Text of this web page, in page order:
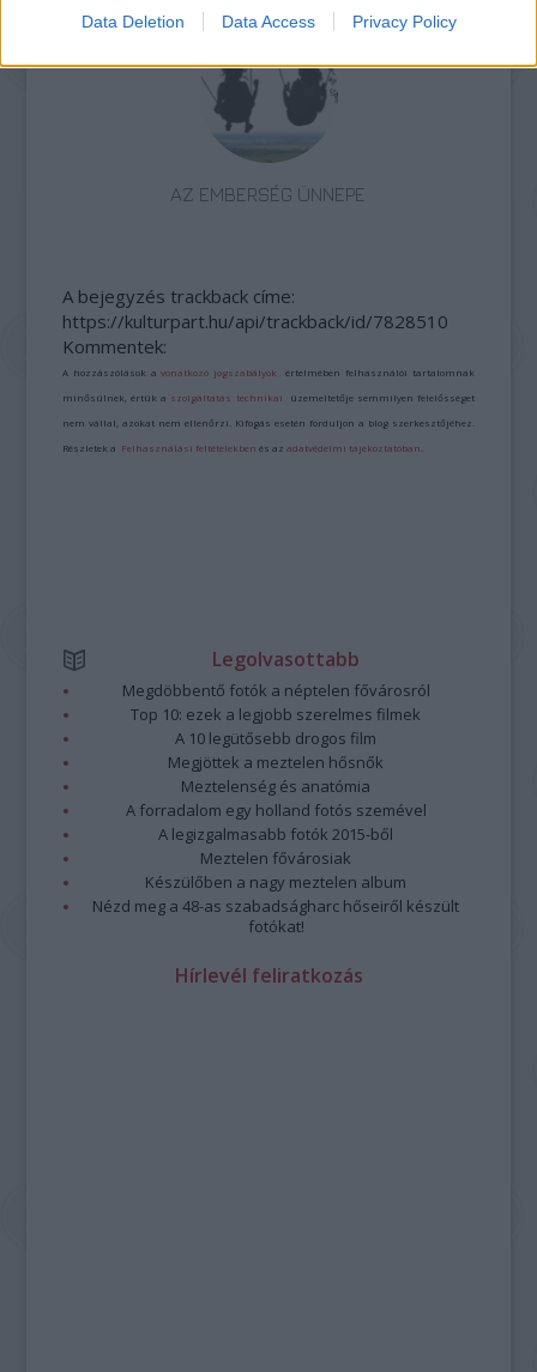
Data Deletion Data Access Privacy Policy
AZ EMBERSÉG ÜNNEPE
A bejegyzés trackback címe:
https://kulturpart.hu/api/trackback/id/7828510
Kommentek:
A hozzászólások avonatkozó jogszabályok értelmében felhasználói tartalomnak
minősülnek, értük a szolgáltatás technikai üzemeltetője semmilyen felelősséget
nem vállal, azokat nem ellenőrzi. Kifogás esetén forduljon a blog szerkesztőjéhez.
Részletek a Felhasználási feltételekben és azadatvédelmi tájékoztatóban
Legolvasottabb
Megdöbbentő fotók a néptelen fővárosról
Top 10: ezek a legjobb szerelmes filmek
A 10 legütősebb drogos film
Megjöttek a meztelen hősnők
Meztelenség és anatómia
A forradalom egy holland fotós szemével
A legizgalmasabb fotók 2015-ből
Meztelen fővárosiak
Készülőben a nagy meztelen album
Nézd meg a 48-as szabadságharc hőseiről készült
fotókat!
Hírlevél feliratkozás